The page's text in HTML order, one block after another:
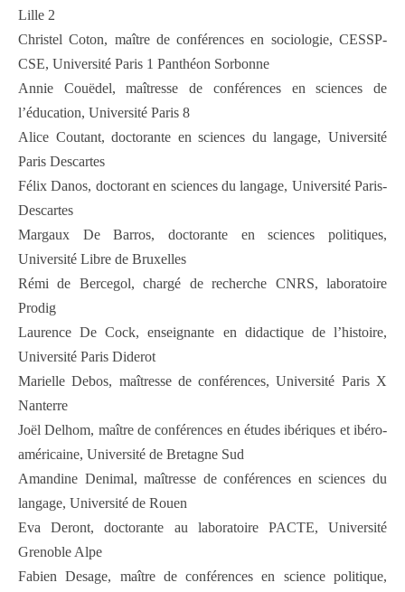
Lille 2
Christel Coton, maître de conférences en sociologie, CESSP-
CSE, Université Paris 1 Panthéon Sorbonne
Annie Couëdel, maîtresse de conférences en sciences de
l’éducation, Université Paris 8
Alice Coutant, doctorante en sciences du langage, Université
Paris Descartes
Félix Danos, doctorant en sciences du langage, Université Paris-
Descartes
Margaux De Barros, doctorante en sciences politiques,
Université Libre de Bruxelles
Rémi de Bercegol, chargé de recherche CNRS, laboratoire
Prodig
Laurence De Cock, enseignante en didactique de l’histoire,
Université Paris Diderot
Marielle Debos, maîtresse de conférences, Université Paris X
Nanterre
Joël Delhom, maître de conférences en études ibériques et ibéro-
américaine, Université de Bretagne Sud
Amandine Denimal, maîtresse de conférences en sciences du
langage, Université de Rouen
Eva Deront, doctorante au laboratoire PACTE, Université
Grenoble Alpe
Fabien Desage, maître de conférences en science politique,